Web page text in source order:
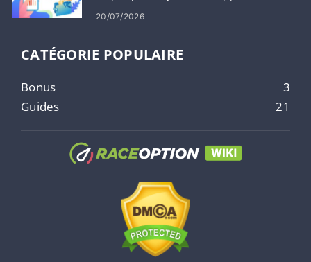
votre compte
20/07/2026
CATÉGORIE POPULAIRE
Bonus
3
Guides
21